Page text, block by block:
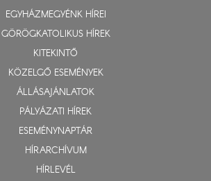
EGYHÁZMEGYÉNK HÍREI
GÖRÖGKATOLIKUS HÍREK
KITEKINTŐ
KÖZELGŐ ESEMÉNYEK
ÁLLÁSAJÁNLATOK
PÁLYÁZATI HÍREK
ESEMÉNYNAPTÁR
HÍRARCHÍVUM
HÍRLEVÉL